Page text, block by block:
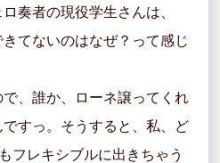
奏者の現役学生さんは、
きてないのはなぜ？って感じ
、誰か、ローネ譲ってくれ
すっ。そうすると、私、ど
フレキシブルに出きちゃう